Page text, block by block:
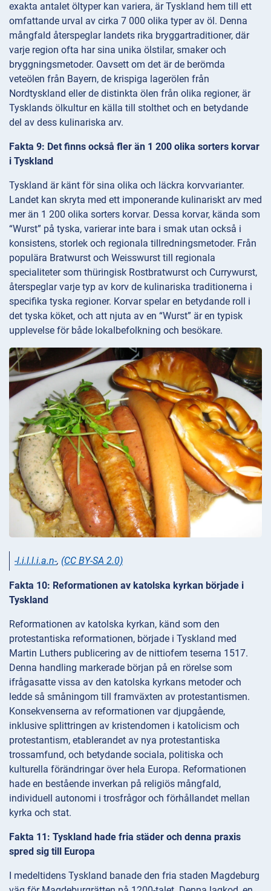
exakta antalet öltyper kan variera, är Tyskland hem till ett
omfattande urval av cirka 7 000 olika typer av öl. Denna
mångfald återspeglar landets rika bryggartraditioner, där
varje region ofta har sina unika ölstilar, smaker och
bryggningsmetoder. Oavsett om det är de berömda
veteölen från Bayern, de krispiga lagerölen från
Nordtyskland eller de distinkta ölen från olika regioner, är
Tysklands ölkultur en källa till stolthet och en betydande
del av dess kulinariska arv.
Fakta 9: Det finns också fler än 1 200 olika sorters korvar
i Tyskland
Tyskland är känt för sina olika och läckra korvvarianter.
Landet kan skryta med ett imponerande kulinariskt arv med
mer än 1 200 olika sorters korvar. Dessa korvar, kända som
“Wurst” på tyska, varierar inte bara i smak utan också i
konsistens, storlek och regionala tillredningsmetoder. Från
populära Bratwurst och Weisswurst till regionala
specialiteter som thüringisk Rostbratwurst och Currywurst,
återspeglar varje typ av korv de kulinariska traditionerna i
specifika tyska regioner. Korvar spelar en betydande roll i
det tyska köket, och att njuta av en “Wurst” är en typisk
upplevelse för både lokalbefolkning och besökare.
-l.i.l.l.i.a.n-, (CC BY-SA 2.0)
Fakta 10: Reformationen av katolska kyrkan började i
Tyskland
Reformationen av katolska kyrkan, känd som den
protestantiska reformationen, började i Tyskland med
Martin Luthers publicering av de nittiofem teserna 1517.
Denna handling markerade början på en rörelse som
ifrågasatte vissa av den katolska kyrkans metoder och
ledde så småningom till framväxten av protestantismen.
Konsekvenserna av reformationen var djupgående,
inklusive splittringen av kristendomen i katolicism och
protestantism, etablerandet av nya protestantiska
trossamfund, och betydande sociala, politiska och
kulturella förändringar över hela Europa. Reformationen
hade en bestående inverkan på religiös mångfald,
individuell autonomi i trosfrågor och förhållandet mellan
kyrka och stat.
Fakta 11: Tyskland hade fria städer och denna praxis
spred sig till Europa
I medeltidens Tyskland banade den fria staden Magdeburg